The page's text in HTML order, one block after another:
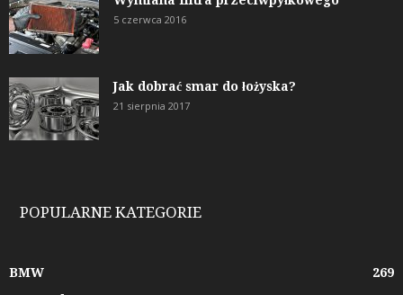
5 czerwca 2016
Jak dobrać smar do łożyska?
21 sierpnia 2017
POPULARNE KATEGORIE
BMW
269